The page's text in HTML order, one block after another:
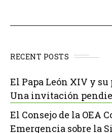
RECENT POSTS
El Papa León XIV y
Una invitación
El Consejo de la OEA
Emergencia sobre la